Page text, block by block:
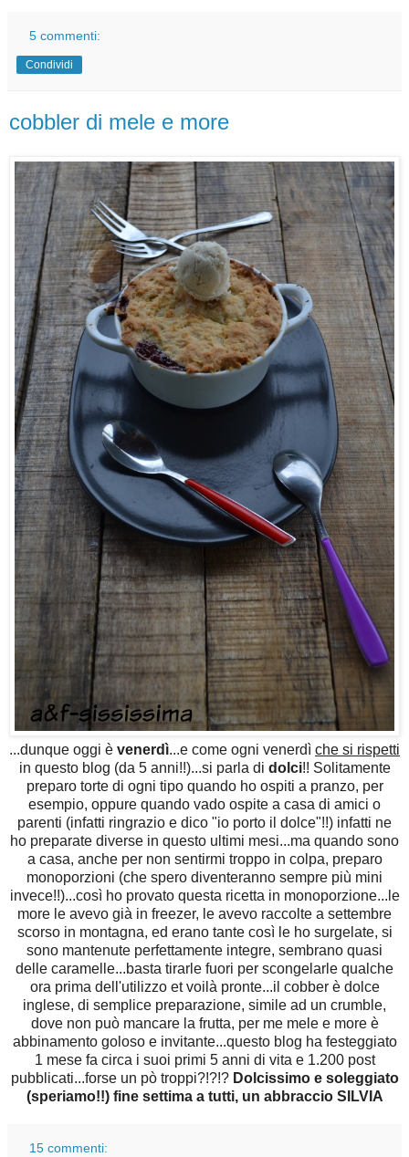
5 commenti:
Condividi
cobbler di mele e more
...dunque oggi è venerdì...e come ogni venerdì che si rispetti
in questo blog (da 5 anni!!)...si parla di dolci!! Solitamente
preparo torte di ogni tipo quando ho ospiti a pranzo, per
esempio, oppure quando vado ospite a casa di amici o
parenti (infatti ringrazio e dico "io porto il dolce"!!) infatti ne
ho preparate diverse in questo ultimi mesi...ma quando sono
a casa, anche per non sentirmi troppo in colpa, preparo
monoporzioni (che spero diventeranno sempre più mini
invece!!)...così ho provato questa ricetta in monoporzione...le
more le avevo già in freezer, le avevo raccolte a settembre
scorso in montagna, ed erano tante così le ho surgelate, si
sono mantenute perfettamente integre, sembrano quasi
delle caramelle...basta tirarle fuori per scongelarle qualche
ora prima dell'utilizzo et voilà pronte...il cobber è dolce
inglese, di semplice preparazione, simile ad un crumble,
dove non può mancare la frutta, per me mele e more è
abbinamento goloso e invitante...questo blog ha festeggiato
1 mese fa circa i suoi primi 5 anni di vita e 1.200 post
pubblicati...forse un pò troppi?!?!? Dolcissimo e soleggiato
(speriamo!!) fine settima a tutti, un abbraccio SILVIA
15 commenti: